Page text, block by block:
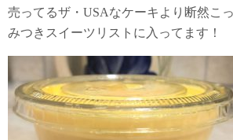
売ってるザ・USAなケーキより断然こ
みつきスイーツリストに入ってます！